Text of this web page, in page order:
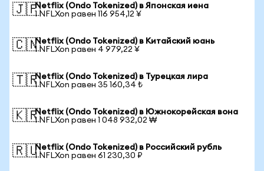
🇯🇵Netflix (Ondo Tokenized) в Японская иена
1 NFLXon равен 116 954,12 ¥
🇨🇳Netflix (Ondo Tokenized) в Китайский юань
1 NFLXon равен 4 979,22 ¥
🇹🇷Netflix (Ondo Tokenized) в Турецкая лира
1 NFLXon равен 35 160,34 ₺
🇰🇷Netflix (Ondo Tokenized) в Южнокорейская вона
1 NFLXon равен 1 048 932,02 ₩
🇷🇺Netflix (Ondo Tokenized) в Российский рубль
1 NFLXon равен 61 230,30 ₽